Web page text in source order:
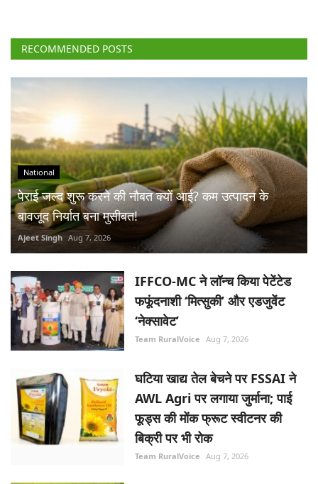
RECOMMENDED POSTS
National
पेराई जल्द शुरू करने की नौबत क्यों आई? कम उत्पादन के
बावजूद निर्यात बना मुसीबत!
Ajeet Singh Aug 7, 2026
IFFCO-MC ने लॉन्च किया पेटेंटेड
फफूंदनाशी ‘मित्सुकी’ और एडजुवेंट
‘नेक्सावेट’
Team RuralVoice Aug 7, 2026
घटिया खाद्य तेल बेचने पर FSSAI ने
AWL Agri पर लगाया जुर्माना; पाई
फूड्स की मोंक फ्रूट स्वीटनर की
बिक्री पर भी रोक
Team RuralVoice Aug 7, 2026